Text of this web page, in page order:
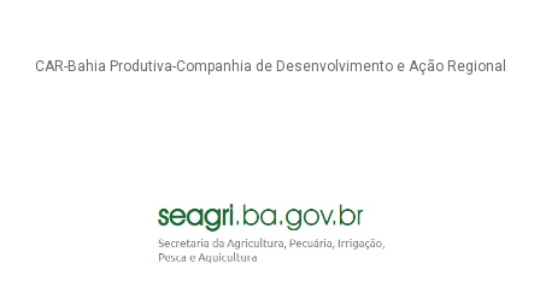
CAR-Bahia Produtiva-Companhia de Desenvolvimento e Ação Regional